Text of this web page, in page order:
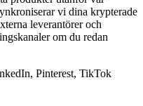
vi dina krypterade
leverantörer och
om du redan
Pinterest, TikTok